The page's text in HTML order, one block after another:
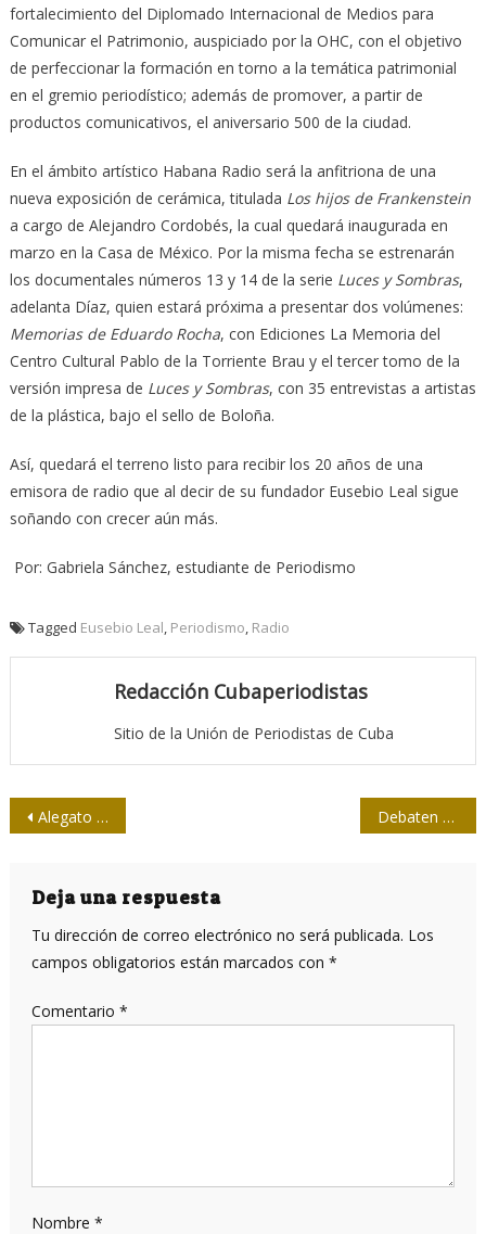
fortalecimiento del Diplomado Internacional de Medios para
Comunicar el Patrimonio, auspiciado por la OHC, con el objetivo
de perfeccionar la formación en torno a la temática patrimonial
en el gremio periodístico; además de promover, a partir de
productos comunicativos, el aniversario 500 de la ciudad.
En el ámbito artístico Habana Radio será la anfitriona de una
nueva exposición de cerámica, titulada Los hijos de Frankenstein
a cargo de Alejandro Cordobés, la cual quedará inaugurada en
marzo en la Casa de México. Por la misma fecha se estrenarán
los documentales números 13 y 14 de la serie Luces y Sombras,
adelanta Díaz, quien estará próxima a presentar dos volúmenes:
Memorias de Eduardo Rocha, con Ediciones La Memoria del
Centro Cultural Pablo de la Torriente Brau y el tercer tomo de la
versión impresa de Luces y Sombras, con 35 entrevistas a artistas
de la plástica, bajo el sello de Boloña.
Así, quedará el terreno listo para recibir los 20 años de una
emisora de radio que al decir de su fundador Eusebio Leal sigue
soñando con crecer aún más.
Por: Gabriela Sánchez, estudiante de Periodismo
Tagged Eusebio Leal, Periodismo, Radio
Redacción Cubaperiodistas
Sitio de la Unión de Periodistas de Cuba
Navegación
entradas
Alegato por mi oficio Debaten en periódico La Demajagua sobre José Martí
Deja una respuesta
Tu dirección de correo electrónico no será publicada. Los
campos obligatorios están marcados con *
Comentario *
Nombre *